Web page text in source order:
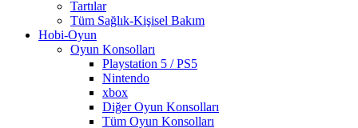
Tartılar
Tüm Sağlık-Kişisel Bakım
Hobi-Oyun
Oyun Konsolları
Playstation 5 / PS5
Nintendo
xbox
Diğer Oyun Konsolları
Tüm Oyun Konsolları